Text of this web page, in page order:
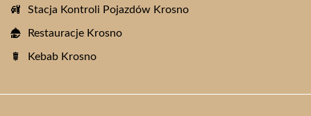
Stacja Kontroli Pojazdów Krosno
Restauracje Krosno
Kebab Krosno